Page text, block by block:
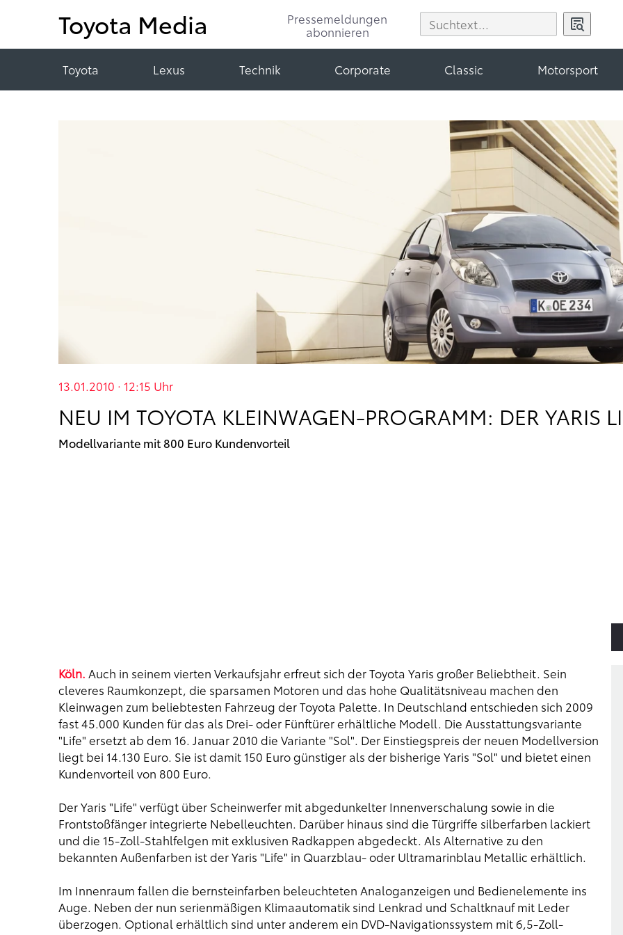
Toyota Media
Pressemeldungen
abonnieren
Toyota Lexus Technik Corporate Classic Motorsport
13.01.2010 · 12:15 Uhr
NEU IM TOYOTA KLEINWAGEN-PROGRAMM: DER YARIS
Modellvariante mit 800 Euro Kundenvorteil
Köln. Auch in seinem vierten Verkaufsjahr erfreut sich der Toyota Yaris großer Beliebtheit. Sein
cleveres Raumkonzept, die sparsamen Motoren und das hohe Qualitätsniveau machen den
Kleinwagen zum beliebtesten Fahrzeug der Toyota Palette. In Deutschland entschieden sich 2009
fast 45.000 Kunden für das als Drei- oder Fünftürer erhältliche Modell. Die Ausstattungsvariante
"Life" ersetzt ab dem 16. Januar 2010 die Variante "Sol". Der Einstiegspreis der neuen Modellversion
liegt bei 14.130 Euro. Sie ist damit 150 Euro günstiger als der bisherige Yaris "Sol" und bietet einen
Kundenvorteil von 800 Euro.
Der Yaris "Life" verfügt über Scheinwerfer mit abgedunkelter Innenverschalung sowie in die
Frontstoßfänger integrierte Nebelleuchten. Darüber hinaus sind die Türgriffe silberfarben lackiert
und die 15-Zoll-Stahlfelgen mit exklusiven Radkappen abgedeckt. Als Alternative zu den
bekannten Außenfarben ist der Yaris "Life" in Quarzblau- oder Ultramarinblau Metallic erhältlich.
Im Innenraum fallen die bernsteinfarben beleuchteten Analoganzeigen und Bedienelemente ins
Auge. Neben der nun serienmäßigen Klimaautomatik sind Lenkrad und Schaltknauf mit Leder
überzogen. Optional erhältlich sind unter anderem ein DVD-Navigationssystem mit 6,5-Zoll-